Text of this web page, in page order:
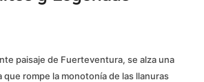
paisaje de Fuerteventura, se alza una
rompe la monotonía de las llanuras